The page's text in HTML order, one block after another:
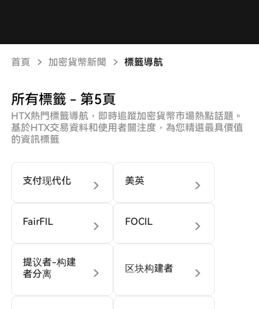
首頁 加密貨幣新聞 標籤導航
所有標籤 - 第5頁
HTX熱門標籤導航，即時追蹤加密貨幣市場熱點話題。
基於HTX交易資料和使用者關注度，為您精選最具價值
的資訊標籤
支付现代化 美英
FairFIL FOCIL
提议者-构建
者分离
区块构建者